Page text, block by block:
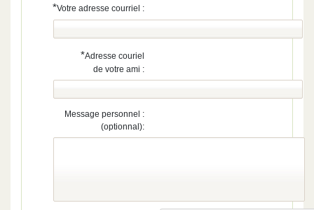
*Votre adresse courriel :
*Adresse couriel
de votre ami :
Message personnel :
(optionnal):